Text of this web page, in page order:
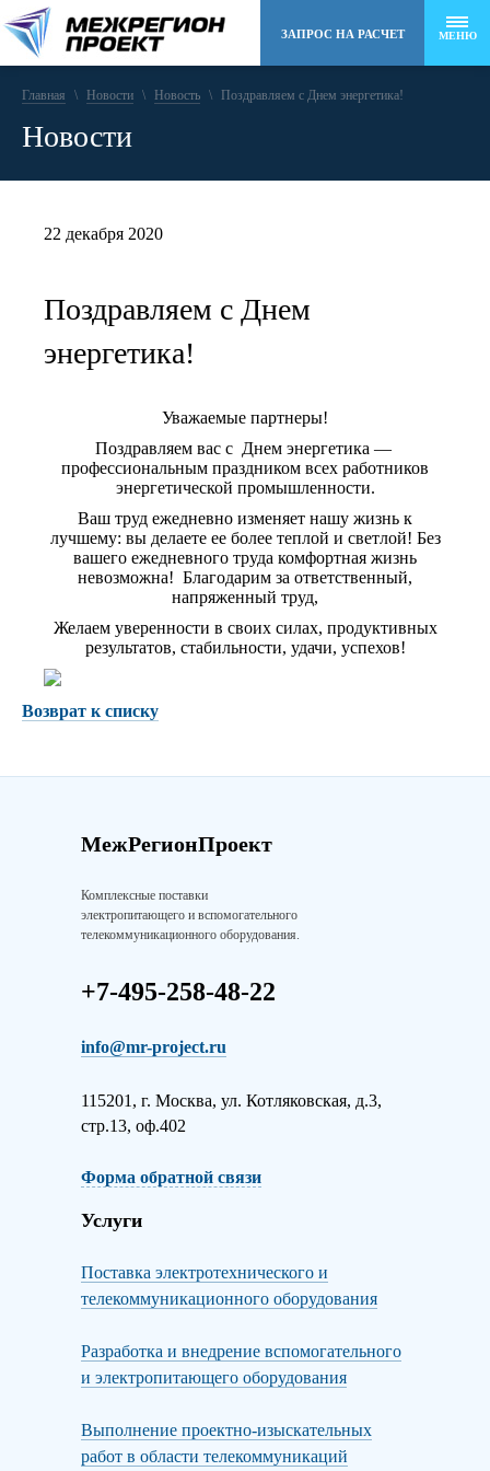
МЕНЮ
ЗАПРОС НА РАСЧЕТ
8 (495) 258-48-22
Главная \ Новости \ Новость \ Поздравляем с Днем энергетика!
Новости
22 декабря 2020
Поздравляем с Днем
энергетика!
Уважаемые партнеры!
Поздравляем вас с Днем энергетика­ —
профессиональным праздником всех работников
энергетической промышленности.
Ваш труд ежедневно изменяет нашу жизнь к
лучшему: вы делаете ее более теплой и светлой! Без
вашего ежедневного труда комфортная жизнь
невозможна! Благодарим за ответственный,
напряженный труд,
Желаем уверенности в своих силах, продуктивных
результатов, стабильности, удачи, успехов!
Возврат к списку
МежРегионПроект
Комплексные поставки
электропитающего и вспомогательного
телекоммуникационного оборудования.
+7-495-258-48-22
info@mr-project.ru
115201, г. Москва, ул. Котляковская, д.3,
стр.13, оф.402
Форма обратной связи
Услуги
Поставка электротехнического и
телекоммуникационного оборудования
Разработка и внедрение вспомогательного
и электропитающего оборудования
Выполнение проектно-изыскательных
работ в области телекоммуникаций